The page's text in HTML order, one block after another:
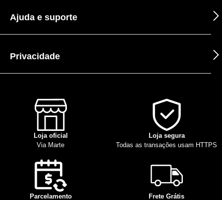
Ajuda e suporte
Privacidade
Loja oficial
Via Marte
Loja segura
Todas as transações usam HTTPS
Parcelamento Frete Grátis